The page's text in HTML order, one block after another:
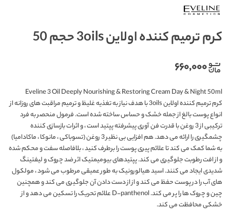
کرم ترمیم کننده اولاین 3oils حجم 50
۶۶۰,۰۰۰
Eveline 3 Oil Deeply Nourishing & Restoring Cream Day & Night 50ml
کرم ترمیم کننده اولاین 3oils با هدف نیاز به تغذیه غلیظ و ترمیم مراقبت های روزانه از
انواع پوست بالغ از جمله خشک و حساس ساخته شده است. فرمول منحصر به فرد
ترکیبی از 3 روغن با قدرت فن آوری پیشرفته پپتید است ، و اثرات بازسازی کننده
چشمگیری را ارائه می دهد. هم افزایی بی نظیر 3 روغن (تسوباکی ، مانوکا ، ماکادامیا)
به شما کمک می کند تا علائم پیری پوست را برطرف کنید ، بلافاصله سفت و محکم شده
و از افت رطوبت جلوگیری می کند. پپتیدهای بیومیمتیک اثر ضد چروک و لیفتینگ
شدیدی ایجاد می کنند. اسید هیالورونیک به طور عمیقی مرطوب می شود ، مولکول
های آب را در پوست حفظ می کند و از از دست دادن آن جلوگیری می کند و همچنین
چین و چروک ها را پر می کند. D-panthenol علائم تحریک را تسکین می دهد و از
خشکی محافظت می کند.